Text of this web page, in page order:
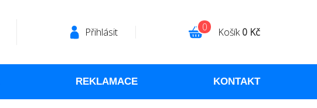
Přihlásit Košík0 Kč
0
REKLAMACE KONTAKT